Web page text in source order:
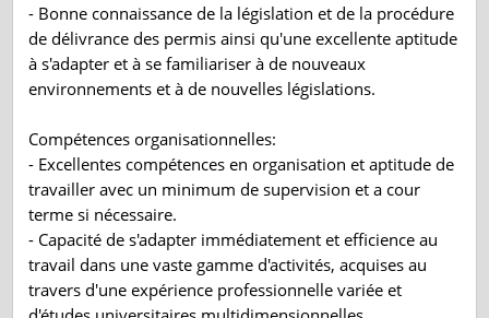
- Bonne connaissance de la législation et de la procédure
de délivrance des permis ainsi qu'une excellente aptitude
à s'adapter et à se familiariser à de nouveaux
environnements et à de nouvelles législations.
Compétences organisationnelles:
- Excellentes compétences en organisation et aptitude de
travailler avec un minimum de supervision et a cour
terme si nécessaire.
- Capacité de s'adapter immédiatement et efficience au
travail dans une vaste gamme d'activités, acquises au
travers d'une expérience professionnelle variée et